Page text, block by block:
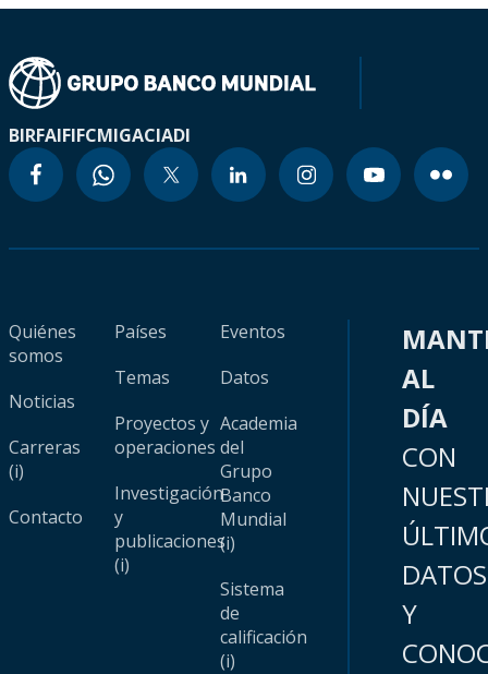
BIRFAIFIFCMIGACIADI
Quiénes
somos
Noticias
Carreras
(i)
Contacto
Países
Temas
Proyectos y
operaciones
Investigación
y
publicaciones
(i)
Eventos
Datos
Academia
del
Grupo
Banco
Mundial
(i)
Sistema
de
calificación
(i)
AL
DÍA
CON
DATOS
Y